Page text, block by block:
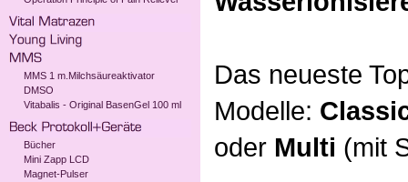
MMS 1 m.Milchsäureaktivator
DMSO
Vitabalis - Original BasenGel 100 ml
Bücher
Mini Zapp LCD
Magnet-Pulser
Das neueste
Modelle:
oder Multi (mit